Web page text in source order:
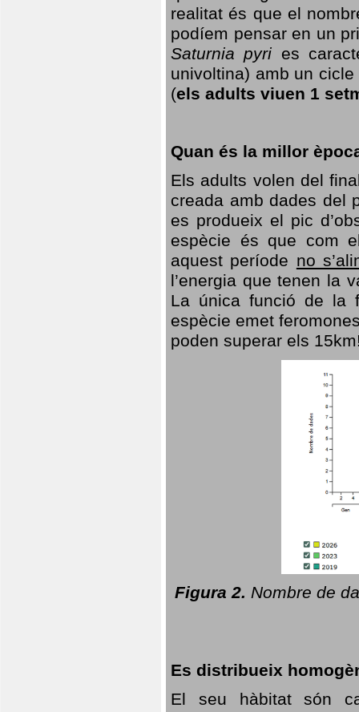
realitat és que el
podíem pensar en un
Saturnia pyri es
univoltina) amb un
(els adults viuen 1
Quan és la millor
Els adults volen del
creada amb dades del
es produeix el pic
espècie és que com
aquest període no
l’energia que tenen la
La única funció de la
espècie emet
poden superar els
Figura 2. Nombre de
Es distribueix
El seu hàbitat són